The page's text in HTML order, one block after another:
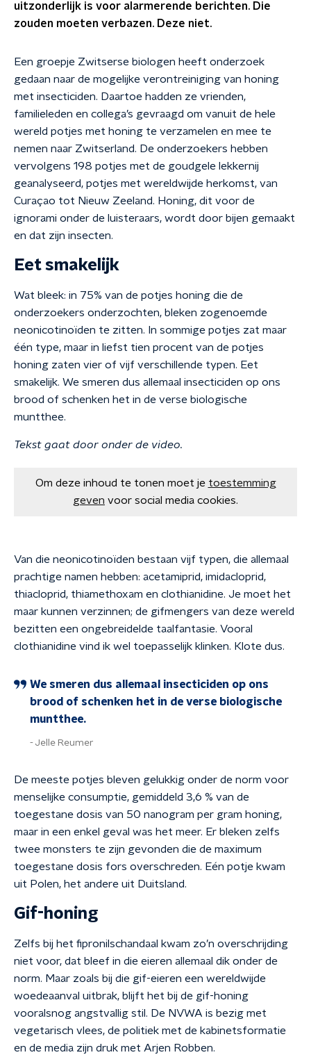
uitzonderlijk is voor alarmerende berichten. Die
zouden moeten verbazen. Deze niet.
Een groepje Zwitserse biologen heeft onderzoek
gedaan naar de mogelijke verontreiniging van honing
met insecticiden. Daartoe hadden ze vrienden,
familieleden en collega’s gevraagd om vanuit de hele
wereld potjes met honing te verzamelen en mee te
nemen naar Zwitserland. De onderzoekers hebben
vervolgens 198 potjes met de goudgele lekkernij
geanalyseerd, potjes met wereldwijde herkomst, van
Curaçao tot Nieuw Zeeland. Honing, dit voor de
ignorami onder de luisteraars, wordt door bijen gemaakt
en dat zijn insecten.
Eet smakelijk
Wat bleek: in 75% van de potjes honing die de
onderzoekers onderzochten, bleken zogenoemde
neonicotinoïden te zitten. In sommige potjes zat maar
één type, maar in liefst tien procent van de potjes
honing zaten vier of vijf verschillende typen. Eet
smakelijk. We smeren dus allemaal insecticiden op ons
brood of schenken het in de verse biologische
muntthee.
Tekst gaat door onder de video.
Om deze inhoud te tonen moet je toestemming
geven voor social media cookies.
Van die neonicotinoïden bestaan vijf typen, die allemaal
prachtige namen hebben: acetamiprid, imidacloprid,
thiacloprid, thiamethoxam en clothianidine. Je moet het
maar kunnen verzinnen; de gifmengers van deze wereld
bezitten een ongebreidelde taalfantasie. Vooral
clothianidine vind ik wel toepasselijk klinken. Klote dus.
We smeren dus allemaal insecticiden op ons
brood of schenken het in de verse biologische
muntthee.
Jelle Reumer
De meeste potjes bleven gelukkig onder de norm voor
menselijke consumptie, gemiddeld 3,6 % van de
toegestane dosis van 50 nanogram per gram honing,
maar in een enkel geval was het meer. Er bleken zelfs
twee monsters te zijn gevonden die de maximum
toegestane dosis fors overschreden. Eén potje kwam
uit Polen, het andere uit Duitsland.
Gif-honing
Zelfs bij het fipronilschandaal kwam zo’n overschrijding
niet voor, dat bleef in die eieren allemaal dik onder de
norm. Maar zoals bij die gif-eieren een wereldwijde
woedeaanval uitbrak, blijft het bij de gif-honing
vooralsnog angstvallig stil. De NVWA is bezig met
vegetarisch vlees, de politiek met de kabinetsformatie
en de media zijn druk met Arjen Robben.